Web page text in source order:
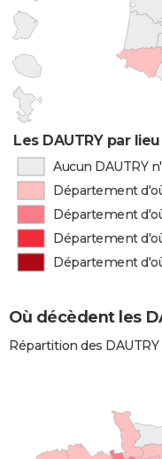
Les DAUTRY par
Aucun DAUTRY
Département
Département
Département
Département
Où décèdent les
Répartition des